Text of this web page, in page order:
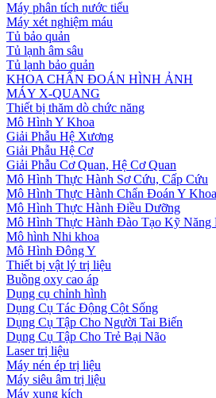
Máy phân tích nước tiểu
Máy xét nghiệm máu
Tủ bảo quản
Tủ lạnh âm sâu
Tủ lạnh bảo quản
KHOA CHẨN ĐOÁN HÌNH ẢNH
MÁY X-QUANG
Thiết bị thăm dò chức năng
Mô Hình Y Khoa
Giải Phẫu Hệ Xương
Giải Phẫu Hệ Cơ
Giải Phẫu Cơ Quan, Hệ Cơ Quan
Mô Hình Thực Hành Sơ Cứu, Cấp Cứu
Mô Hình Thực Hành Chẩn Đoán Y Khoa
Mô Hình Thực Hành Điều Dưỡng
Mô Hình Thực Hành Đào Tạo Kỹ Năng
Mô hình Nhi khoa
Mô Hình Đông Y
Thiết bị vật lý trị liệu
Buồng oxy cao áp
Dụng cụ chỉnh hình
Dụng Cụ Tác Động Cột Sống
Dụng Cụ Tập Cho Người Tai Biến
Dụng Cụ Tập Cho Trẻ Bại Não
Laser trị liệu
Máy nén ép trị liệu
Máy siêu âm trị liệu
Máy xung kích